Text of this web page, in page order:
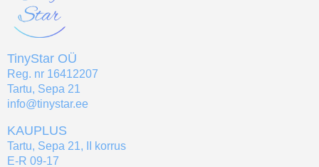
TinyStar OÜ
Reg. nr 16412207
Tartu, Sepa 21
info@tinystar.ee
KAUPLUS
Tartu, Sepa 21, II korrus
E-R 09-17